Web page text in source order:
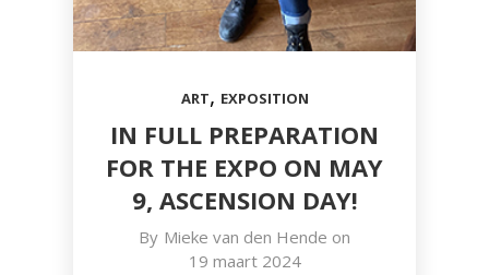
ART, EXPOSITION
IN FULL PREPARATION
FOR THE EXPO ON MAY
9, ASCENSION DAY!
By Mieke van den Hende on
19 maart 2024